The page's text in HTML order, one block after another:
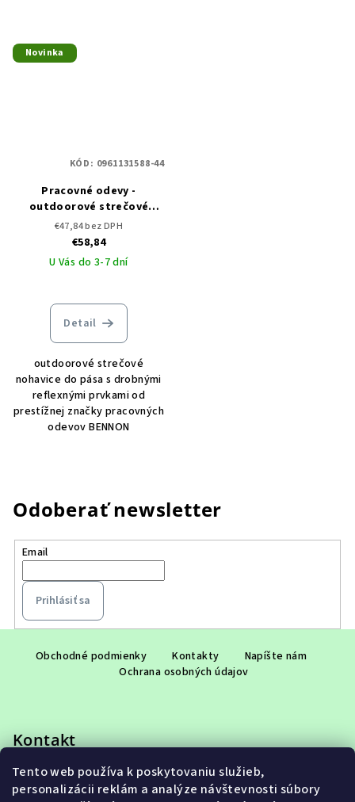
Tento web používa k poskytovaniu služieb,
personalizácii reklám a analýze návštevnosti súbory
Novinka
Pracovné odevy -
outdoorové strečové
nohavice FOBOS ocher/grey
€47,84 bez DPH
€58,84
U Vás do 3-7 dní
Detail
outdoorové strečové
nohavice do pása s drobnými
reflexnými prvkami od
prestížnej značky pracovných
odevov BENNON
KÓD: 0961131588-44
Odoberať newsletter
Email
Prihlásiť sa
i
Obchodné podmienky Kontakty
Napíšte nám
Ochrana osobných údajov
Kontakt
eshop@adet.sk
+421 948 953 910